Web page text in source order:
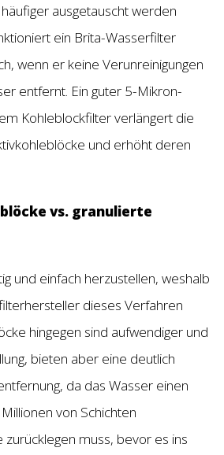
ausgetauscht werden
ein Brita-Wasserfilter
wenn er keine Verunreinigungen
entfernt. Ein guter 5-Mikron-
Kohleblockfilter verlängert die
und erhöht deren
vs. granulierte
und einfach herzustellen, weshalb
dieses Verfahren
hingegen sind aufwendiger und
bieten aber eine deutlich
da das Wasser einen
von Schichten
muss, bevor es ins